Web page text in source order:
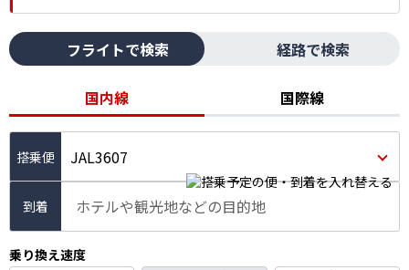
フライトで検索 経路で検索
国内線 国際線
JAL3607
到着 ホテルや観光地などの目的地
乗り換え速度